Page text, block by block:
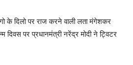
के दिलो पर राज करने वाली लता मंगेशकर
पर प्रधानमंत्री नरेंद्र मोदी ने ट्विटर